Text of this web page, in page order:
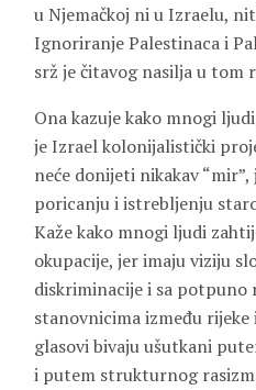
u Njemačkoj ni u Izraelu,
Ignoriranje Palestinaca i
srž je čitavog nasilja u tom
Ona kazuje kako mnogi
je Izrael kolonijalistički
neće donijeti nikakav
poricanju i istrebljenju
Kaže kako mnogi ljudi
okupacije, jer imaju viziju
diskriminacije i sa potpuno
stanovnicima između
glasovi bivaju ušutkani
i putem strukturnog